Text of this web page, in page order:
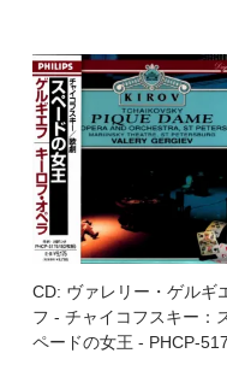
CD: ヴァレリー・ゲルギ
フ - チャイコフスキー：
ペードの女王 - PHCP-